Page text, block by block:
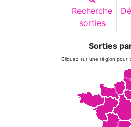
Recherche
sorties
Sorties
Cliquez sur une région pour